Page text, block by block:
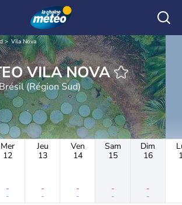
Vila Nova
METEO VILA NOVA
(Région Sud)
Mer
12
-
-
Jeu
13
-
-
Ven
14
-
-
Sam
15
-
-
Dim
16
-
-